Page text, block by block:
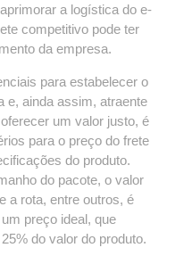
a logística do e-
competitivo pode ter
da empresa.
para estabelecer o
e, ainda assim, atraente
um valor justo, é
para o preço do frete
do produto.
do pacote, o valor
a rota, entre outros, é
preço ideal, que
do valor do produto.